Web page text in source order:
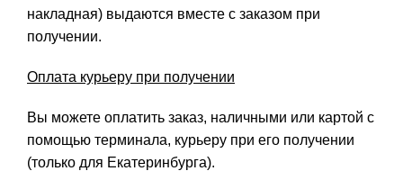
накладная) выдаются вместе с заказом при
получении.
Оплата курьеру при получении
Вы можете оплатить заказ, наличными или картой с
помощью терминала, курьеру при его получении
(только для Екатеринбурга).